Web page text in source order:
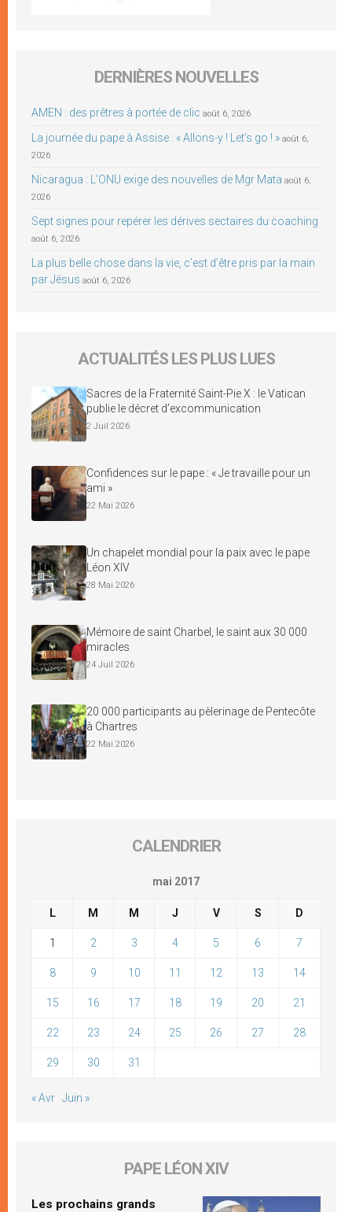
DERNIÈRES NOUVELLES
AMEN : des prêtres à portée de clic août 6, 2026
La journée du pape à Assise : « Allons-y ! Let’s go ! » août 6,
2026
Nicaragua : L’ONU exige des nouvelles de Mgr Mata août 6,
2026
Sept signes pour repérer les dérives sectaires du coaching
août 6, 2026
La plus belle chose dans la vie, c’est d’être pris par la main
par Jésus août 6, 2026
ACTUALITÉS LES PLUS LUES
Sacres de la Fraternité Saint-Pie X : le Vatican
publie le décret d’excommunication
2 Juil 2026
Confidences sur le pape : « Je travaille pour un
ami »
22 Mai 2026
Un chapelet mondial pour la paix avec le pape
Léon XIV
28 Mai 2026
Mémoire de saint Charbel, le saint aux 30 000
miracles
24 Juil 2026
20 000 participants au pèlerinage de Pentecôte
à Chartres
22 Mai 2026
CALENDRIER
mai 2017
L M M J V S D
1 2 3 4 5 6 7
8 9 10 11 12 13 14
15 16 17 18 19 20 21
22 23 24 25 26 27 28
29 30 31
« Avr Juin »
PAPE LÉON XIV
Les prochains grands